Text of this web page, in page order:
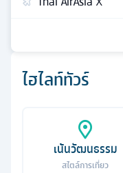
ไฮไลท์ทัวร์
เน้นวัฒนธรรม
สไตล์การเที่ยว